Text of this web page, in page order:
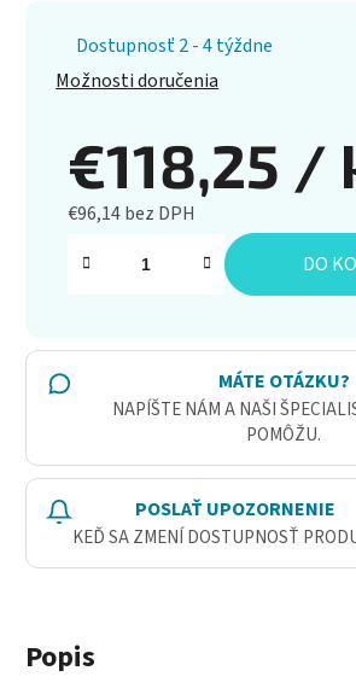
Dostupnosť 2 - 4 týždne
Možnosti doručenia
€118,25 /
€96,14 bez DPH
Jednotková cena:
DO
MÁTE OTÁZKU?
NAPÍŠTE NÁM A NAŠI
POMÔŽU.
POSLAŤ UPOZORNENIE
KEĎ SA ZMENÍ DOSTUPNOSŤ
Popis